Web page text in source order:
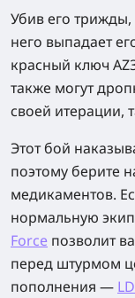
Убив его
него выпадает
красный ключ
также могут
своей итерации,
Этот бой
поэтому берите
медикаментов.
нормальную
Force позволит
перед штурмом
пополнения —